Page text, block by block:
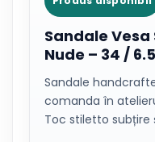
Sandale
Nude – 34 /
Sandale
comanda în
Toc stiletto subțire